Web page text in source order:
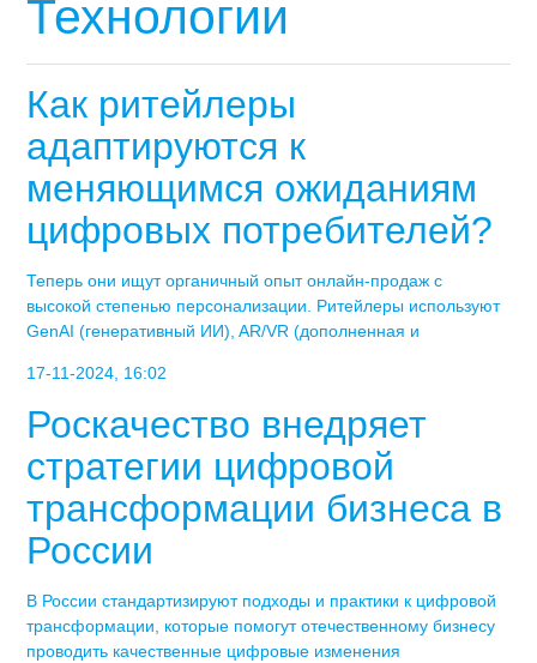
Технологии
Как ритейлеры
адаптируются к
меняющимся ожиданиям
цифровых потребителей?
Теперь они ищут органичный опыт онлайн-продаж с
высокой степенью персонализации. Ритейлеры используют
GenAI (генеративный ИИ), AR/VR (дополненная и
17-11-2024, 16:02
Роскачество внедряет
стратегии цифровой
трансформации бизнеса в
России
В России стандартизируют подходы и практики к цифровой
трансформации, которые помогут отечественному бизнесу
проводить качественные цифровые изменения